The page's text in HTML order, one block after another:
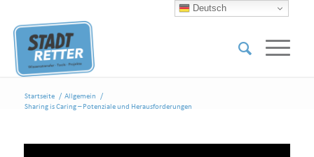
Startseite / Allgemein
/
Sharing is Caring – Potenziale und Herausforderungen
Deutsch